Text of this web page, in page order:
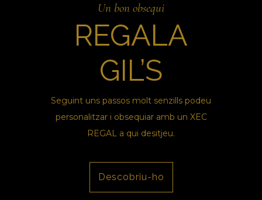
Un bon obsequi
REGALA
GIL’S
Seguint uns passos molt senzills podeu
personalitzar i obsequiar amb un XEC
REGAL a qui desitjeu.
Descobriu-ho